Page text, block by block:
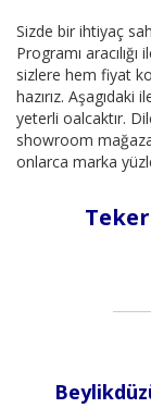
Sizde bir ihtiyaç
Programı
sizlere hem fiyat
hazırız. Aşagıdaki
yeterli oalcaktır.
showroom
onlarca marka